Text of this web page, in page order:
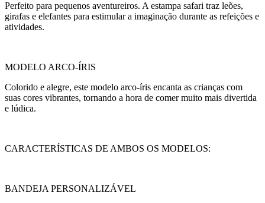
Perfeito para pequenos aventureiros. A estampa safari traz leões,
girafas e elefantes para estimular a imaginação durante as refeições e
atividades.
MODELO ARCO-ÍRIS
Colorido e alegre, este modelo arco-íris encanta as crianças com
suas cores vibrantes, tornando a hora de comer muito mais divertida
e lúdica.
CARACTERÍSTICAS DE AMBOS OS MODELOS:
BANDEJA PERSONALIZÁVEL